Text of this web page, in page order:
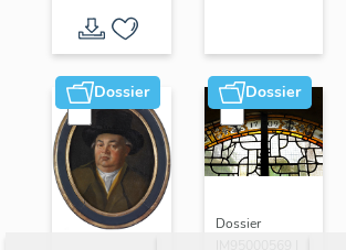
de
l'agglomération
de
Cergy-
Pontoise
Dossier Dossier
Dossier